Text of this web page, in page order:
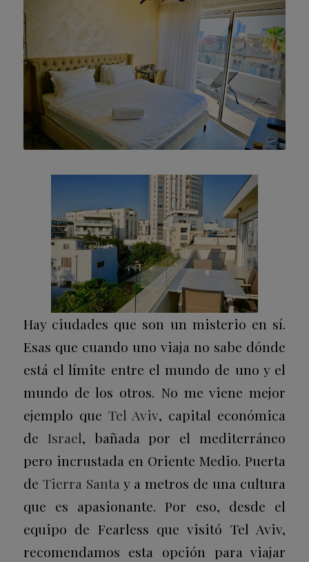
Hay ciudades que son un misterio en sí.
Esas que cuando uno viaja no sabe dónde
está el límite entre el mundo de uno y el
mundo de los otros. No me viene mejor
ejemplo que Tel Aviv, capital económica
de Israel, bañada por el mediterráneo
pero incrustada en Oriente Medio. Puerta
de Tierra Santay a metros de una cultura
que es apasionante. Por eso, desde el
equipo de Fearless que visitó Tel Aviv,
recomendamos esta opción para viajar